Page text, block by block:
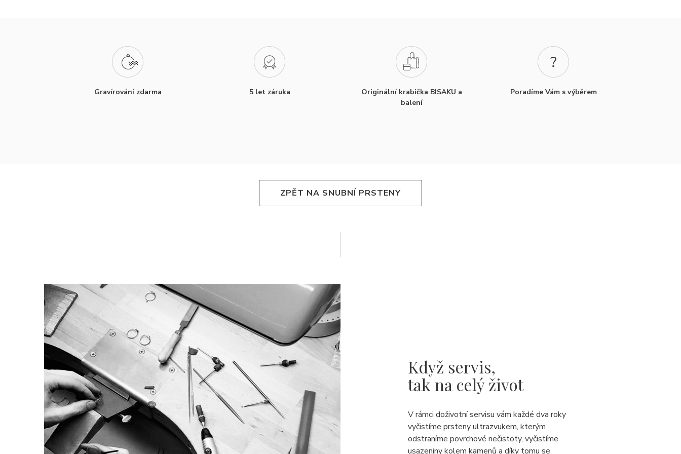
Gravírování zdarma 5 let záruka
Originální krabička BISAKU a
balení
Poradíme Vám s výběrem
ZPĚT NA SNUBNÍ PRSTENY
Když servis,
tak na celý život
V rámci doživotní servisu vám každé dva roky
vyčistíme prsteny ultrazvukem, kterým
odstraníme povrchové nečistoty, vyčistíme
usazeniny kolem kamenů a díky tomu se